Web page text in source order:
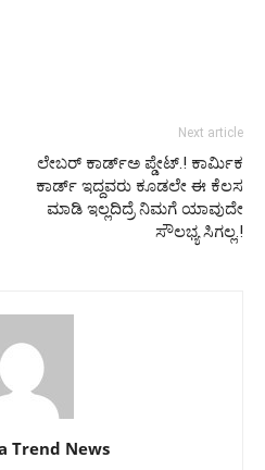
Next article
ಲೇಬರ್ ಕಾರ್ಡ್ಅ ಪ್ಡೇಟ್.! ಕಾರ್ಮಿಕ
ಕಾರ್ಡ್ ಇದ್ದವರು ಕೂಡಲೇ ಈ ಕೆಲಸ
ಮಾಡಿ ಇಲ್ಲದಿದ್ರೆ ನಿಮಗೆ ಯಾವುದೇ
ಸೌಲಭ್ಯ ಸಿಗಲ್ಲ.!
Trend News